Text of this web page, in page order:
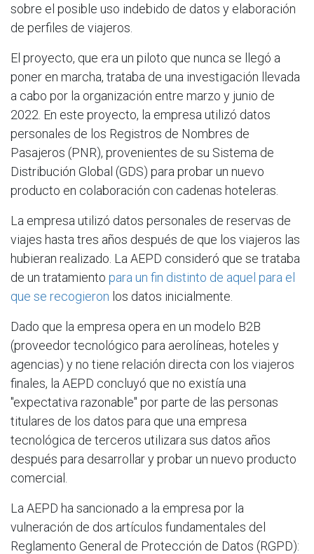
sobre el posible uso indebido de datos y elaboración
de perfiles de viajeros.
El proyecto, que era un piloto que nunca se llegó a
poner en marcha, trataba de una investigación llevada
a cabo por la organización entre marzo y junio de
2022. En este proyecto, la empresa utilizó datos
personales de los Registros de Nombres de
Pasajeros (PNR), provenientes de su Sistema de
Distribución Global (GDS) para probar un nuevo
producto en colaboración con cadenas hoteleras.
La empresa utilizó datos personales de reservas de
viajes hasta tres años después de que los viajeros las
hubieran realizado. La AEPD consideró que se trataba
de un tratamiento para un fin distinto de aquel para el
que se recogieron los datos inicialmente.
Dado que la empresa opera en un modelo B2B
(proveedor tecnológico para aerolíneas, hoteles y
agencias) y no tiene relación directa con los viajeros
finales, la AEPD concluyó que no existía una
"expectativa razonable" por parte de las personas
titulares de los datos para que una empresa
tecnológica de terceros utilizara sus datos años
después para desarrollar y probar un nuevo producto
comercial.
La AEPD ha sancionado a la empresa por la
vulneración de dos artículos fundamentales del
Reglamento General de Protección de Datos (RGPD):